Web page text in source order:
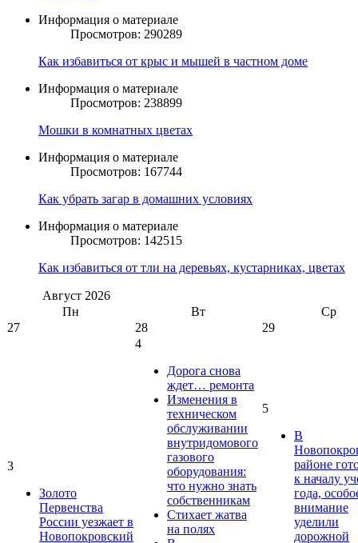
Информация о материале
Просмотров: 290289
Как избавиться от крыс и мышей в частном доме
Информация о материале
Просмотров: 238899
Мошки в комнатных цветах
Информация о материале
Просмотров: 167744
Как убрать загар в домашних условиях
Информация о материале
Просмотров: 142515
Как избавиться от тли на деревьях, кустарниках, цветах
Август 2026
Пн
Вт
Ср
27
28 29
3
Золото
Первенства
России уезжает в
Новопокровский
4
Дорога снова
ждет… ремонта
Изменения в
техническом
обслуживании
внутридомового
газового
оборудования:
что нужно знать
собственникам
Стихает жатва
на полях
5
В
районе
к началу
года,
внимание
уделили
дорожной